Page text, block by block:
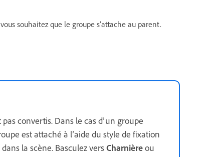
souhaitez que le groupe s’attache au parent.
convertis. Dans le cas d’un groupe
est attaché à l’aide du style de fixation
la scène. Basculez versCharnièreou